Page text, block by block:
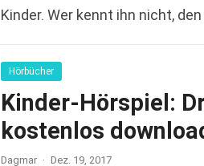
Kinder. Wer kennt ihn nicht,
Hörbücher
Kinder-Hörspiel:
kostenlos
Dagmar · Dez. 19, 2017